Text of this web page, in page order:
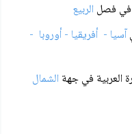
الربيع
آسيا - أفريقيا - أوروبا -
الشمال